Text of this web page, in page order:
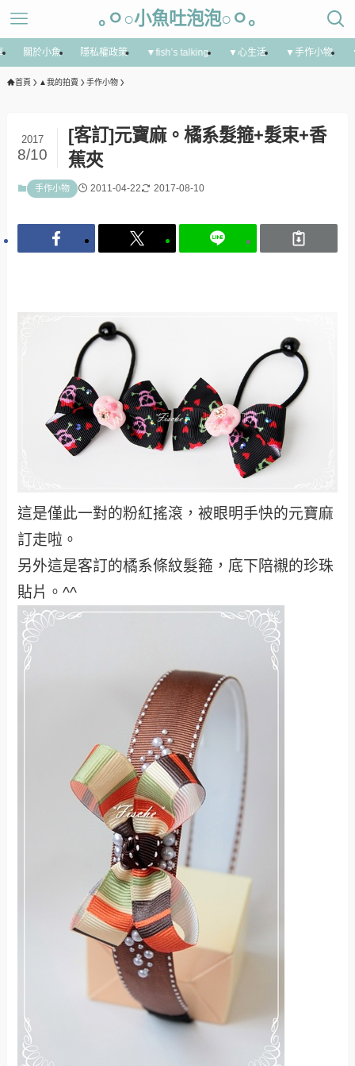
｡ㅇ○小魚吐泡泡○ㅇ｡
關於小魚 隱私權政策 ▼fish’s talking ▼心生活 ▼手作小物
首頁 ▲我的拍賣 手作小物
[客訂]元寶麻。橘系髮箍+髮束+香
蕉夾
2017
8/10
手作小物 2011-04-22 2017-08-10
這是僅此一對的粉紅搖滾，被眼明手快的元寶麻
訂走啦。
另外這是客訂的橘系條紋髮箍，底下陪襯的珍珠
貼片。^^